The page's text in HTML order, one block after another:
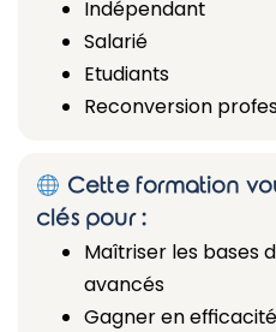
Indépendant
Salarié
Etudiants
Reconversion
Cette formation
clés pour :
Maîtriser les bases
avancés
Gagner en